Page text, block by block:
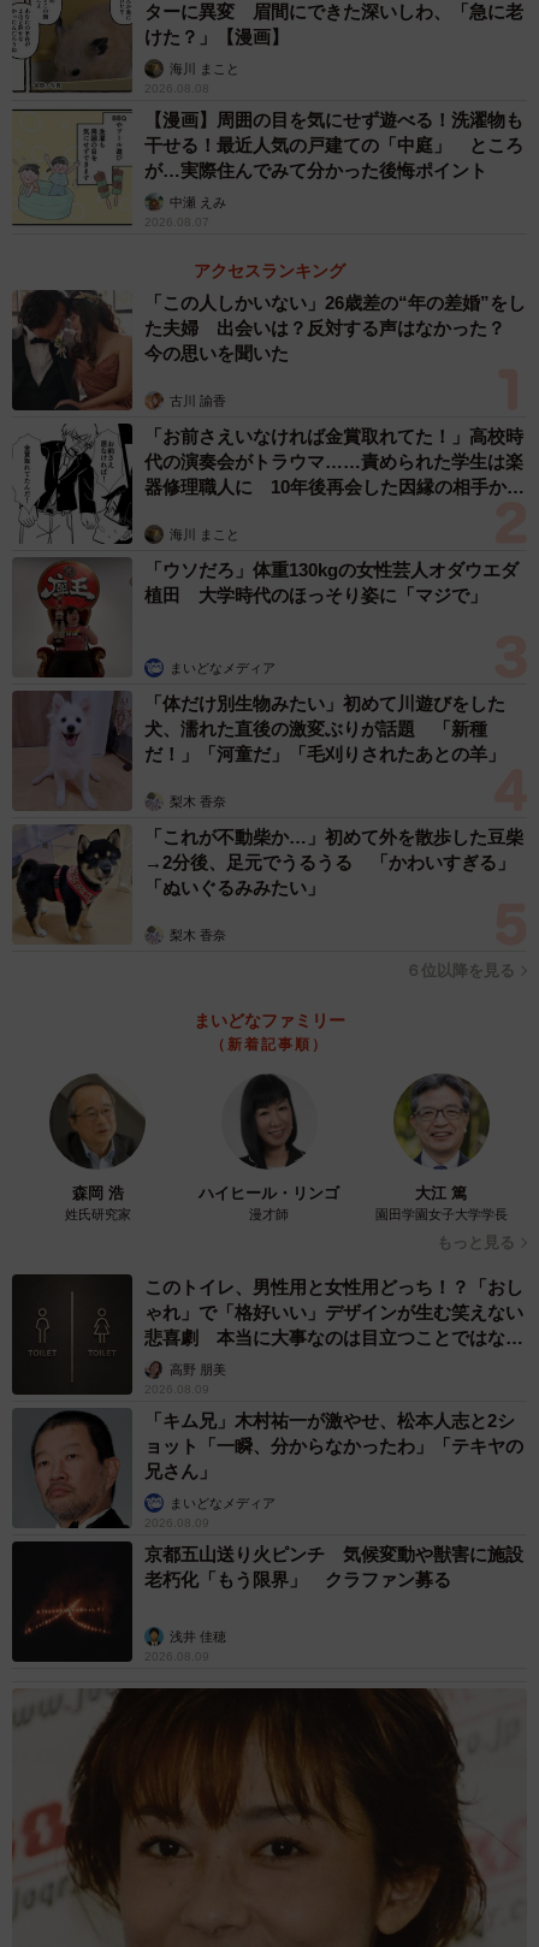
ターに異変 眉間にできた深いしわ、「急に老
けた？」【漫画】
海川 まこと
2026.08.08
【漫画】周囲の目を気にせず遊べる！洗濯物も
干せる！最近人気の戸建ての「中庭」 ところ
が…実際住んでみて分かった後悔ポイント
中瀬 えみ
2026.08.07
アクセスランキング
「この人しかいない」26歳差の“年の差婚”をし
た夫婦 出会いは？反対する声はなかった？
今の思いを聞いた
古川 諭香
「お前さえいなければ金賞取れてた！」高校時
代の演奏会がトラウマ……責められた学生は楽
器修理職人に 10年後再会した因縁の相手から
海川 まこと
「ウソだろ」体重130kgの女性芸人オダウエダ
植田 大学時代のほっそり姿に「マジで」
まいどなメディア
「体だけ別生物みたい」初めて川遊びをした
犬、濡れた直後の激変ぶりが話題 「新種
だ！」「河童だ」「毛刈りされたあとの羊」
梨木 香奈
「これが不動柴か…」初めて外を散歩した豆柴
→2分後、足元でうるうる 「かわいすぎる」
「ぬいぐるみみたい」
梨木 香奈
６位以降を見る
まいどなファミリー
（新着記事順）
森岡 浩
姓氏研究家
ハイヒール・リンゴ
漫才師
大江 篤
園田学園女子大学学長
もっと見る
このトイレ、男性用と女性用どっち！？「おし
ゃれ」で「格好いい」デザインが生む笑えない
悲喜劇 本当に大事なのは目立つことではな
く…高野 朋美
2026.08.09
「キム兄」木村祐一が激やせ、松本人志と2シ
ョット「一瞬、分からなかったわ」「テキヤの
兄さん」
まいどなメディア
2026.08.09
京都五山送り火ピンチ 気候変動や獣害に施設
老朽化「もう限界」 クラファン募る
浅井 佳穂
2026.08.09